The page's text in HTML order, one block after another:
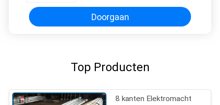
Doorgaan
Top Producten
8 kanten Elektromacht